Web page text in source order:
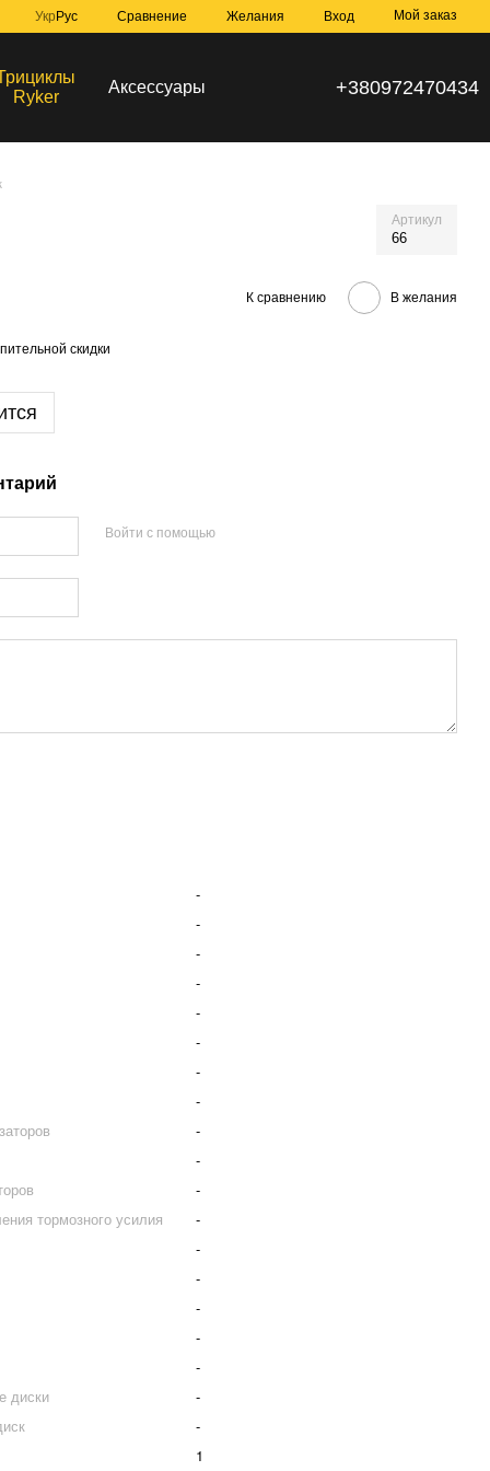
Укр Рус Сравнение Желания Вход Мой заказ
Ryker
Аксессуары +380972470434
Артикул
66
К сравнению В желания
скидки
Войти с помощью
-
-
-
-
-
-
-
-
-
-
-
тормозного усилия
-
-
-
-
-
-
диски
-
-
1